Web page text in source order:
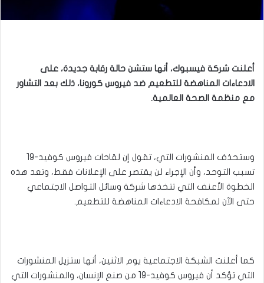
أعلنت شركة فيسبوك، أنها ستشن حالة رقابة جديدة، على
الادعاءات المناهضة للتطعيم ضد فيروس كورونا، ذلك بعد التشاور
مع منظمة الصحة العالمية.
وستحذف المنشورات التي، تقول إن لقاحات فيروس كوفيد-19
تسبب التوحد، وأن الإجراء لن يقتصر على الإعلانات فقط، وتعد هذه
الخطوة الأعنف التي تتخذها شركة وسائل التواصل الاجتماعي
حتى الآن لمكافحة الادعاءات المناهضة للتطعيم.
كما أعلنت الشبكة الاجتماعية يوم الاثنين، أنها ستزيل المنشورات
التي تؤكد أن فيروس كوفيد-19 من صنع الإنسان، والمنشورات التي